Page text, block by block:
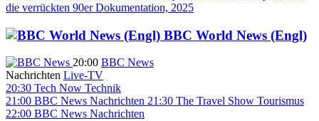
die verrückten 90er Dokumentation, 2025
BBC World News (Engl)
20:00 BBC News
Nachrichten Live-TV
20:30 Tech Now Technik
21:00 BBC News Nachrichten 21:30 The Travel Show Tourismus
22:00 BBC News Nachrichten